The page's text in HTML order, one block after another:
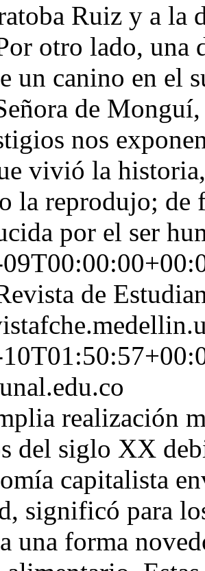
Ruiz y a la
otro lado, una
un canino en el
de
nos
vivió la
la reprodujo; de
por el ser
de
realización
del siglo XX
capitalista
significó para
una forma